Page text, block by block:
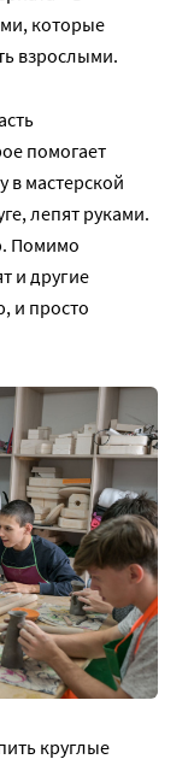
которые
взрослыми.
помогает
в мастерской
лепят руками.
Помимо
и другие
и просто
круглые